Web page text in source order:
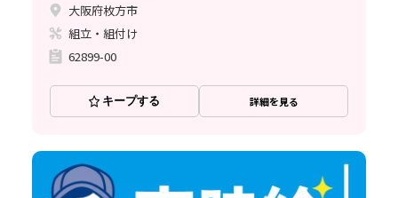
大阪府枚方市
組立・組付け
62899-00
キープする 詳細を見る